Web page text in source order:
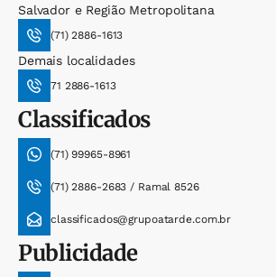
Salvador e Região Metropolitana
(71) 2886-1613
Demais localidades
71 2886-1613
Classificados
(71) 99965-8961
(71) 2886-2683 / Ramal 8526
classificados@grupoatarde.com.br
Publicidade